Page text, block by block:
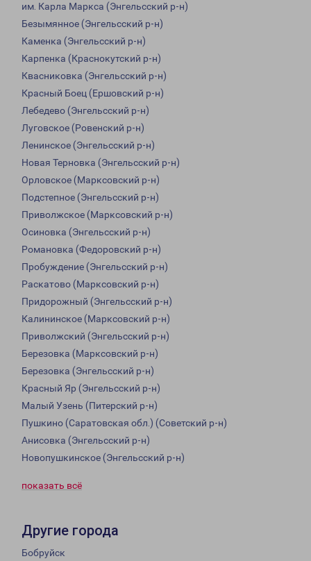
им. Карла Маркса (Энгельсский р-н)
Безымянное (Энгельсский р-н)
Каменка (Энгельсский р-н)
Карпенка (Краснокутский р-н)
Квасниковка (Энгельсский р-н)
Красный Боец (Ершовский р-н)
Лебедево (Энгельсский р-н)
Луговское (Ровенский р-н)
Ленинское (Энгельсский р-н)
Новая Терновка (Энгельсский р-н)
Орловское (Марксовский р-н)
Подстепное (Энгельсский р-н)
Приволжское (Марксовский р-н)
Осиновка (Энгельсский р-н)
Романовка (Федоровский р-н)
Пробуждение (Энгельсский р-н)
Раскатово (Марксовский р-н)
Придорожный (Энгельсский р-н)
Калининское (Марксовский р-н)
Приволжский (Энгельсский р-н)
Березовка (Марксовский р-н)
Березовка (Энгельсский р-н)
Красный Яр (Энгельсский р-н)
Малый Узень (Питерский р-н)
Пушкино (Саратовская обл.) (Советский р-н)
Анисовка (Энгельсский р-н)
Новопушкинское (Энгельсский р-н)
показать всё
Другие города
Бобруйск